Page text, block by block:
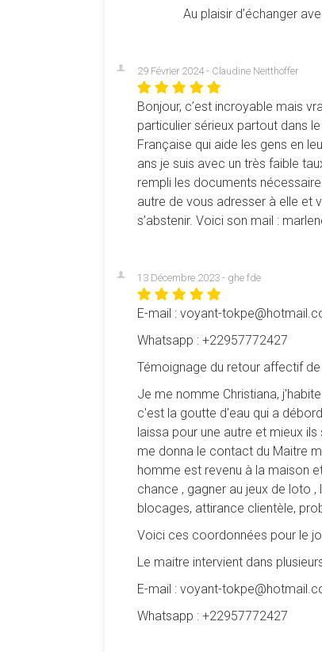
Au plaisir d’échanger
29 Février 2024 - Claudine Neitthoffer
Bonjour, c’est incroyable mais
particulier sérieux partout dans
Française qui aide les gens en
ans je suis avec un très faible
rempli les documents
autre de vous adresser à elle et
s’abstenir. Voici son mail :
13 Décembre 2023 - ghe fde
E-mail : voyant-
Whatsapp : +22957772427
Témoignage du retour affectif
Je me nomme Christiana,
c'est la goutte d'eau qui a
laissa pour une autre et mieux
me donna le contact du Maitre
homme est revenu à la maison
chance , gagner au jeux de loto
blocages, attirance clientèle,
Voici ces coordonnées pour le
Le maitre intervient dans
E-mail : voyant-
Whatsapp : +22957772427